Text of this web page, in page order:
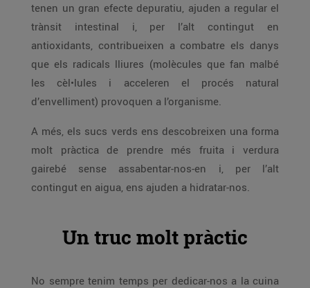
tenen un gran efecte depuratiu, ajuden a regular el
trànsit intestinal i, per l’alt contingut en
antioxidants, contribueixen a combatre els danys
que els radicals lliures (molècules que fan malbé
les cèl•lules i acceleren el procés natural
d’envelliment) provoquen a l’organisme.
A més, els sucs verds ens descobreixen una forma
molt pràctica de prendre més fruita i verdura
gairebé sense assabentar-nos-en i, per l’alt
contingut en aigua, ens ajuden a hidratar-nos.
Un truc molt pràctic
No sempre tenim temps per dedicar-nos a la cuina